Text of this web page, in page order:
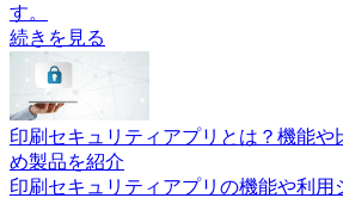
す。
続きを見る
印刷セキュリティアプリとは？機能や
め製品を紹介
印刷セキュリティアプリの機能や利用